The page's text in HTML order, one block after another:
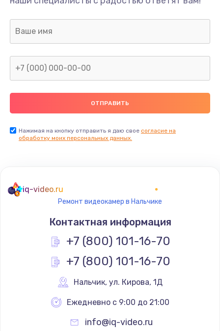
Заказать
Ремонт или замена двигателя
Заказать
Снятие системных ошибок/программный ремонт
1400 руб.
Заказать
880 руб.
Заказать
Ремонт кнопки
Нажимая на кнопку отправить я даю свое согласие на
обработку моих персональных данных.
iq-video.ru
Ремонт видеокамер в Нальчике
Контактная информация
+7 (800) 101-16-70
+7 (800) 101-16-70
Нальчик, ул. Кирова, 1Д
Ежедневно с 9:00 до 21:00
info@iq-video.ru